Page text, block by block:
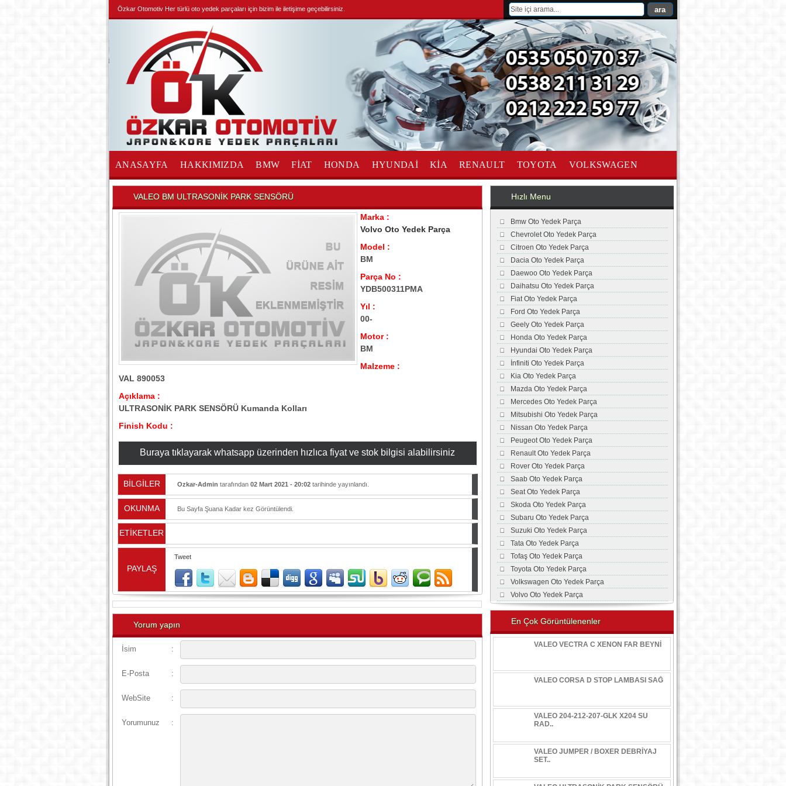
Özkar Otomotiv Her türlü oto yedek parçaları için bizim ile iletişime geçebilirsiniz.
ANASAYFA HAKKIMIZDA BMW FİAT HONDA HYUNDAİ KİA RENAULT TOYOTA VOLKSWAGEN
İLETİŞİM
VALEO BM ULTRASONİK PARK SENSÖRÜ
Marka :
Volvo Oto Yedek Parça
Model :
BM
Parça No :
YDB500311PMA
Yıl :
00-
Motor :
BM
Malzeme :
VAL 890053
Açıklama :
ULTRASONİK PARK SENSÖRÜ Kumanda Kolları
Finish Kodu :
Buraya tıklayarak whatsapp üzerinden hızlıca fiyat ve stok bilgisi alabilirsiniz
BİLGİLER Ozkar-Admin tarafından 02 Mart 2021 - 20:02tarihinde yayınlandı.
OKUNMA Bu Sayfa Şuana Kadar kez Görüntülendi.
ETİKETLER
PAYLAŞ
Tweet
Yorum yapın
İsim :
E-Posta :
WebSite :
Yorumunuz :
Hızlı Menu
Bmw Oto Yedek Parça
Chevrolet Oto Yedek Parça
Citroen Oto Yedek Parça
Dacia Oto Yedek Parça
Daewoo Oto Yedek Parça
Daihatsu Oto Yedek Parça
Fiat Oto Yedek Parça
Ford Oto Yedek Parça
Geely Oto Yedek Parça
Honda Oto Yedek Parça
Hyundai Oto Yedek Parça
İnfiniti Oto Yedek Parça
Kia Oto Yedek Parça
Mazda Oto Yedek Parça
Mercedes Oto Yedek Parça
Mitsubishi Oto Yedek Parça
Nissan Oto Yedek Parça
Peugeot Oto Yedek Parça
Renault Oto Yedek Parça
Rover Oto Yedek Parça
Saab Oto Yedek Parça
Seat Oto Yedek Parça
Skoda Oto Yedek Parça
Subaru Oto Yedek Parça
Suzuki Oto Yedek Parça
Tata Oto Yedek Parça
Tofaş Oto Yedek Parça
Toyota Oto Yedek Parça
Volkswagen Oto Yedek Parça
Volvo Oto Yedek Parça
En Çok Görüntülenenler
VALEO VECTRA C XENON FAR BEYNİ
VALEO CORSA D STOP LAMBASI SAĞ
VALEO 204-212-207-GLK X204 SU
RAD..
VALEO JUMPER / BOXER DEBRİYAJ
SET..